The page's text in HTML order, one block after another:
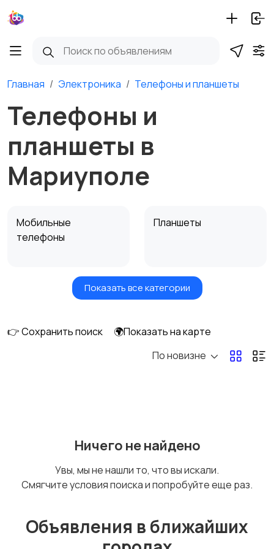
Главная Электроника Телефоны и планшеты
Телефоны и
планшеты в
Мариуполе
Мобильные
телефоны
Планшеты
Умные часы и
Стационарные
Запчасти
аккумуляторы
Показать все категории
👉 Сохранить поиск
🌍Показать на карте
По новизне
Ничего не найдено
Увы, мы не нашли то, что вы искали.
Смягчите условия поиска и попробуйте еще раз.
Объявления в ближайших